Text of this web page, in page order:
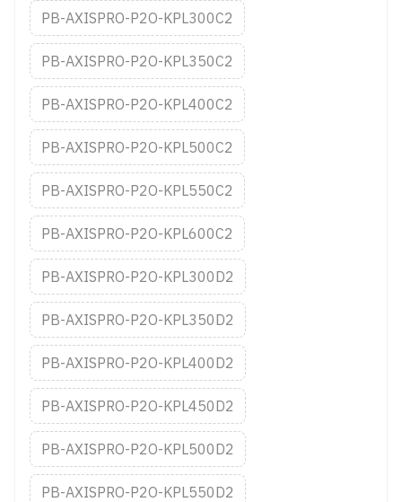
PB-AXISPRO-P2O-KPL300C2
PB-AXISPRO-P2O-KPL350C2
PB-AXISPRO-P2O-KPL400C2
PB-AXISPRO-P2O-KPL500C2
PB-AXISPRO-P2O-KPL550C2
PB-AXISPRO-P2O-KPL600C2
PB-AXISPRO-P2O-KPL300D2
PB-AXISPRO-P2O-KPL350D2
PB-AXISPRO-P2O-KPL400D2
PB-AXISPRO-P2O-KPL450D2
PB-AXISPRO-P2O-KPL500D2
PB-AXISPRO-P2O-KPL550D2